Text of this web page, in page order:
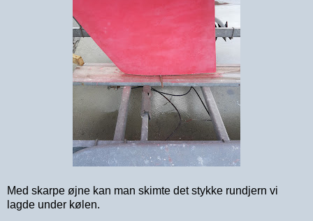
Med skarpe øjne kan man skimte det stykke rundjern vi
lagde under kølen.